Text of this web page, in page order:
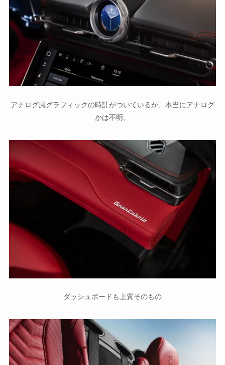
アナログ風グラフィックの時計がついているが、本当にアナログ
かは不明。
ダッシュボードも上質そのもの